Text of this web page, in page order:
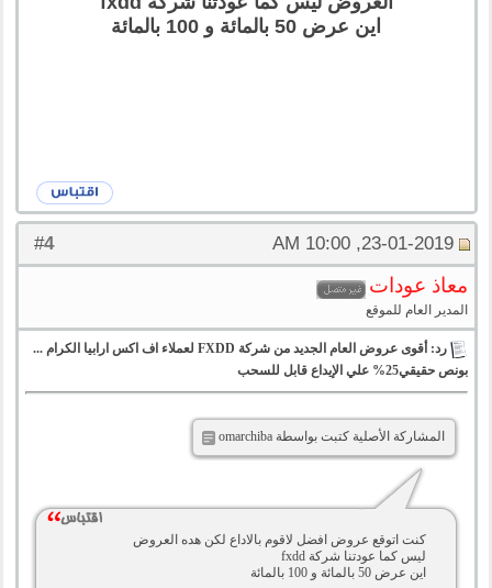
اين عرض 50 بالمائة و 100 بالمائة
#
4 23-01-2019, 10:00 AM
معاذ عودات
المدير العام للموقع
رد: أقوى عروض العام الجديد من شركة FXDD لعملاء اف اكس ارابيا الكرام ...
بونص حقيقي25% علي الإيداع قابل للسحب
المشاركة الأصلية كتبت بواسطة omarchiba
كنت اتوقع عروض افضل لاقوم بالاداع لكن هده العروض
ليس كما عودتنا شركة fxdd
اين عرض 50 بالمائة و 100 بالمائة